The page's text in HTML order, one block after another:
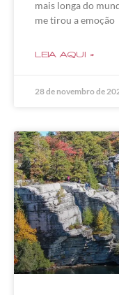
mais longa do
me tirou a emoção
LEIA AQUI »
28 de novembro de